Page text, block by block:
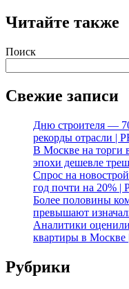
Читайте также
Поиск
Свежие записи
Дню строителя —
рекорды отрасли |
В Москве на торги
эпохи дешевле
Спрос на
год почти на 20%
Более половины
превышают
Аналитики
квартиры в
Рубрики